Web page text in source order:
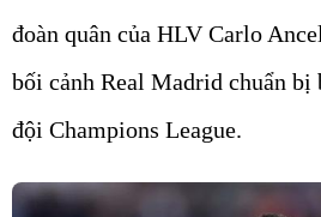
đoàn quân của HLV Carlo
bối cảnh Real Madrid chuẩn bị
đội Champions League.